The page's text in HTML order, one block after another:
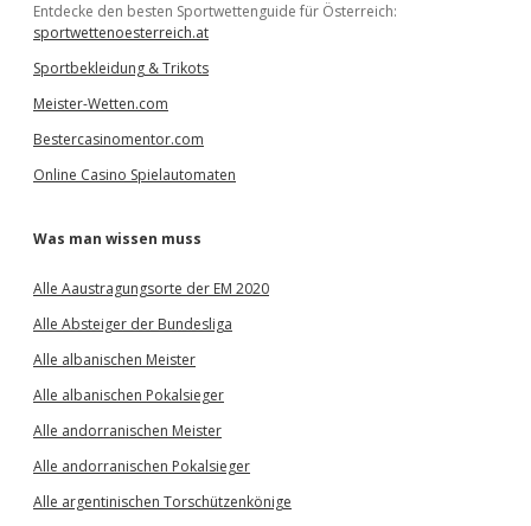
Entdecke den besten Sportwettenguide für Österreich:
sportwettenoesterreich.at
Sportbekleidung & Trikots
Meister-Wetten.com
Bestercasinomentor.com
Online Casino Spielautomaten
Was man wissen muss
Alle Aaustragungsorte der EM 2020
Alle Absteiger der Bundesliga
Alle albanischen Meister
Alle albanischen Pokalsieger
Alle andorranischen Meister
Alle andorranischen Pokalsieger
Alle argentinischen Torschützenkönige